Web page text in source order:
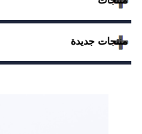
منتجات جديدة